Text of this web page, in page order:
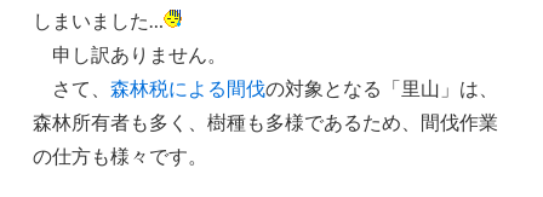
しまいました…
申し訳ありません。
さて、森林税による間伐の対象となる「里山」は、
森林所有者も多く、樹種も多様であるため、間伐作業
の仕方も様々です。